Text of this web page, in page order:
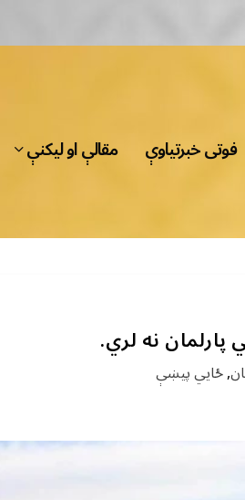
فوتی خبرتیاوې
مقالې او لیکنې
نه لري.
,ځايي پیښې